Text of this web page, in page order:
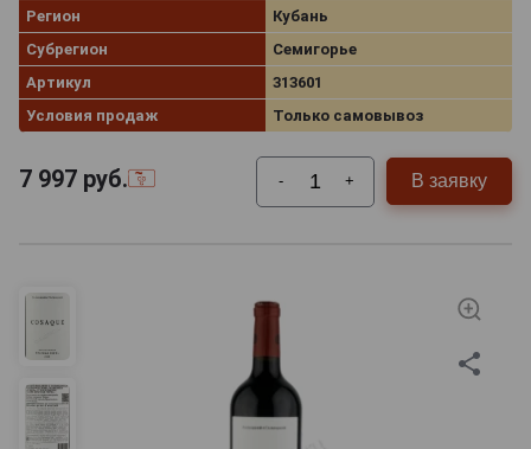
Регион
Кубань
Субрегион
Семигорье
Артикул
313601
Условия продаж
Только самовывоз
7 997 руб. - + В заявку